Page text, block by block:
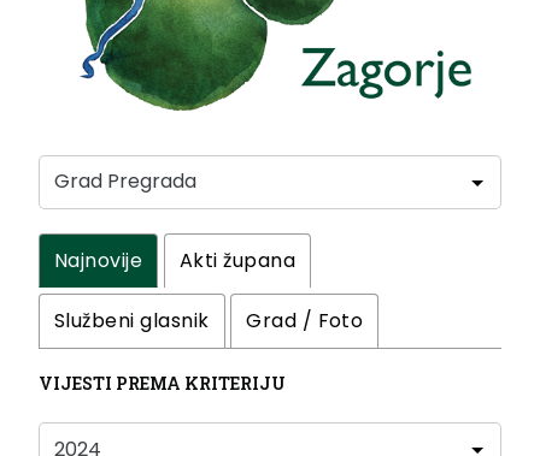
Najnovije Akti župana
Službeni glasnik Grad / Foto
VIJESTI PREMA KRITERIJU